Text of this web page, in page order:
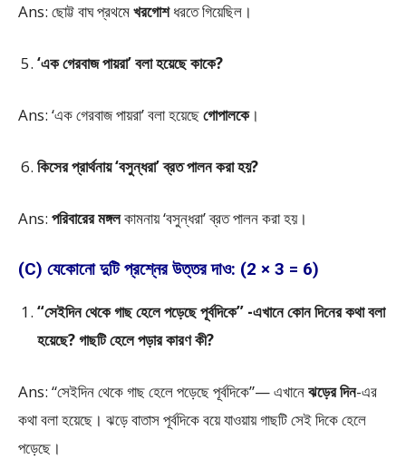
Ans: ছোট্ট বাঘ প্রথমেখরগোশধরতে গিয়েছিল।
‘এক গেরবাজ পায়রা’ বলা হয়েছে কাকে?
Ans: ‘এক গেরবাজ পায়রা’ বলা হয়েছেগোপালকে।
কিসের প্রার্থনায় ‘বসুন্ধরা’ ব্রত পালন করা হয়?
Ans: পরিবারের মঙ্গলকামনায় ‘বসুন্ধরা’ ব্রত পালন করা হয়।
(C) যেকোনো দুটি প্রশ্নের উত্তর দাও: (2 × 3 = 6)
“সেইদিন থেকে গাছ হেলে পড়েছে পূর্বদিকে” -এখানে কোন দিনের কথা বলা
হয়েছে? গাছটি হেলে পড়ার কারণ কী?
Ans: “সেইদিন থেকে গাছ হেলে পড়েছে পূর্বদিকে”— এখানেঝড়ের দিন-এর
কথা বলা হয়েছে। ঝড়ে বাতাস পূর্বদিকে বয়ে যাওয়ায় গাছটি সেই দিকে হেলে
পড়েছে।